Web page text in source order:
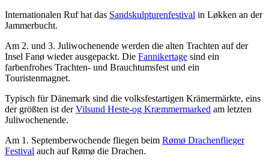
Internationalen Ruf hat das Sandskulpturenfestival in Løkken an der
Jammerbucht.
Am 2. und 3. Juliwochenende werden die alten Trachten auf der
Insel Fanø wieder ausgepackt. Die Fannikertage sind ein
farbenfrohes Trachten- und Brauchtumsfest und ein
Touristenmagnet.
Typisch für Dänemark sind die volksfestartigen Krämermärkte, eins
der größten ist derVilsund Heste-og Kræmmermarked am letzten
Juliwochenende.
Am 1. Septemberwochende fliegen beim Rømø Drachenflieger
Festival auch auf Rømø die Drachen.